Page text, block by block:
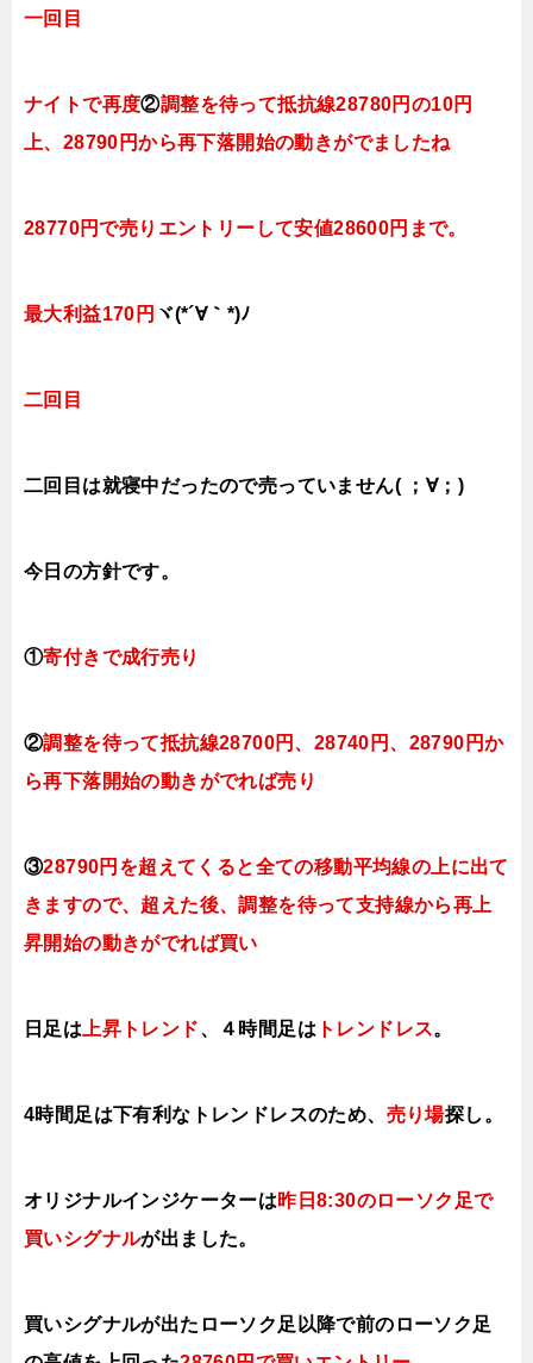
一回目
ナイトで再度②調整を待って抵抗線28780円の10円
上、28790円から再下落開始の動きがでましたね
28770円で売りエントリーして安値28600円まで。
最大利益170円 ヾ(*´∀｀*)ﾉ
二回目
二回目は就寝中だったので売っていません( ；∀；)
今日 の方針です。
①寄付きで成行売り
②調整を待って抵抗線28700円、28740円、28790円か
ら再下落開始の動きがでれば売り
③28790円を超えてくると全ての移動平均線の上に出て
きますので、超えた後、調整を待って支持線から再上
昇開始の動きがでれば買い
日足は 上昇ト レンド、４時間足は ト レンドレス。
4時間足は下有利なトレンドレスのため、 売り場探し。
オリジナルインジケーターは昨日8:30のローソク足で
買いシグナルが出ました。
買いシグナルが出たローソク足以降で前のローソク足